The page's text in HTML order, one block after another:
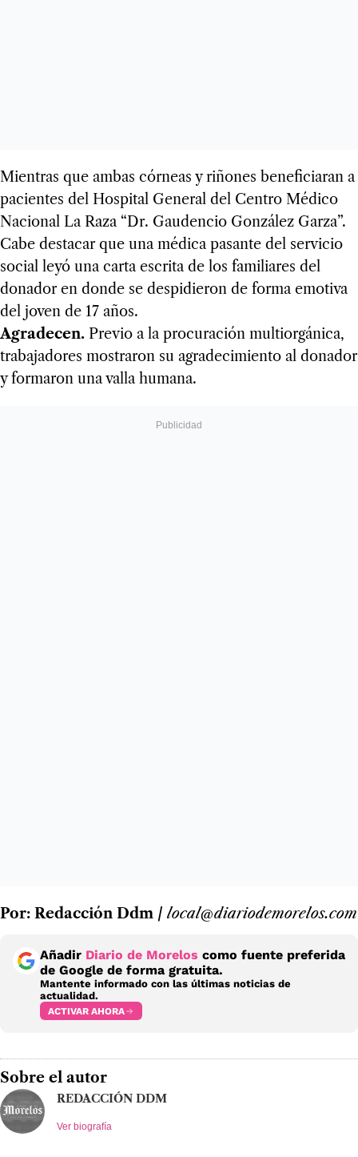
Mientras que ambas córneas y riñones beneficiaran a
pacientes del Hospital General del Centro Médico
Nacional La Raza “Dr. Gaudencio González Garza”.
Cabe destacar que una médica pasante del servicio
social leyó una carta escrita de los familiares del
donador en donde se despidieron de forma emotiva
del joven de 17 años.
Agradecen. Previo a la procuración multiorgánica,
trabajadores mostraron su agradecimiento al donador
y formaron una valla humana.
Por: Redacción Ddm / local@diariodemorelos.com
Añadir Diario de Morelos como fuente preferida
de Google de forma gratuita.
Mantente informado con las últimas noticias de
actualidad.
ACTIVAR AHORA
Sobre el autor
REDACCIÓN DDM
Ver biografía